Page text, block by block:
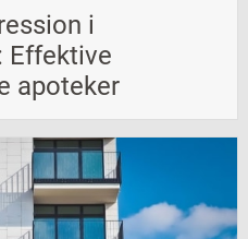
i
Effektive
apoteker